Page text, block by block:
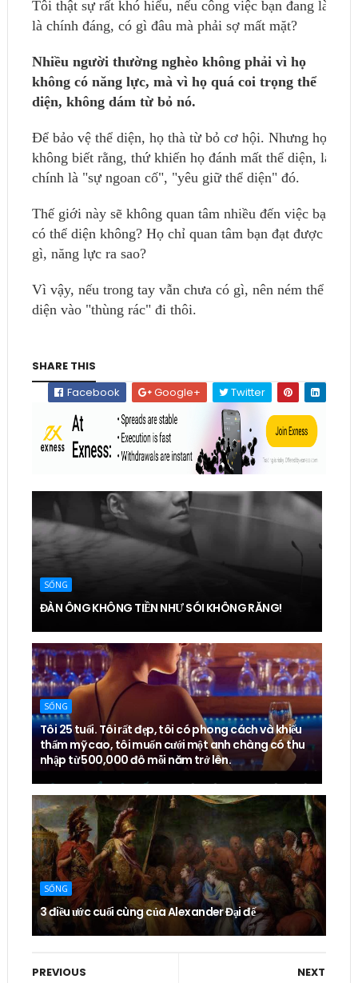
Tôi thật sự rất khó hiểu, nếu công việc bạn đang làm
là chính đáng, có gì đâu mà phải sợ mất mặt?
Nhiều người thường nghèo không phải vì họ
không có năng lực, mà vì họ quá coi trọng thể
diện, không dám từ bỏ nó.
Để bảo vệ thể diện, họ thà từ bỏ cơ hội. Nhưng họ lại
không biết rằng, thứ khiến họ đánh mất thể diện, lại
chính là "sự ngoan cố", "yêu giữ thể diện" đó.
Thế giới này sẽ không quan tâm nhiều đến việc bạn
có thể diện không? Họ chỉ quan tâm bạn đạt được cái
gì, năng lực ra sao?
Vì vậy, nếu trong tay vẫn chưa có gì, nên ném thể
diện vào "thùng rác" đi thôi.
SHARE THIS
Facebook
Google+ Twitter
SỐNG
ĐÀN ÔNG KHÔNG TIỀN NHƯ SÓI KHÔNG RĂNG!
SỐNG
Tôi 25 tuổi. Tôi rất đẹp, tôi có phong cách và khiếu
thẩm mỹ cao, tôi muốn cưới một anh chàng có thu
nhập từ 500,000 đô mỗi năm trở lên.
SỐNG
3 điều ước cuối cùng của Alexander Đại đế
NEXT
PREVIOUS